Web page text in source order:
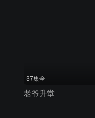
37集全
老爷升堂